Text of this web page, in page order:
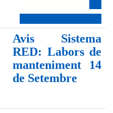
Avis Sistema
RED: Labors de
manteniment 14
de Setembre